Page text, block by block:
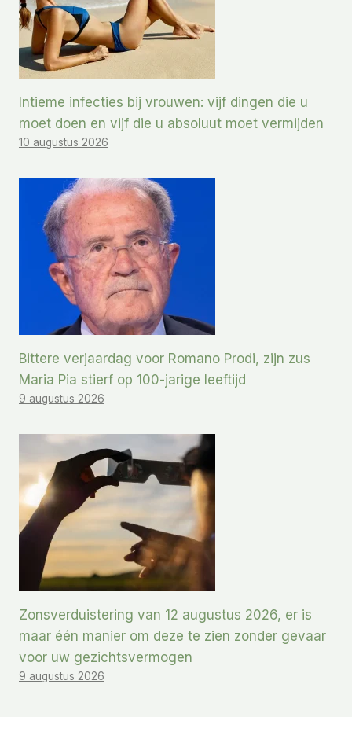
Intieme infecties bij vrouwen: vijf dingen die u
moet doen en vijf die u absoluut moet vermijden
10 augustus 2026
Bittere verjaardag voor Romano Prodi, zijn zus
Maria Pia stierf op 100-jarige leeftijd
9 augustus 2026
Zonsverduistering van 12 augustus 2026, er is
maar één manier om deze te zien zonder gevaar
voor uw gezichtsvermogen
9 augustus 2026